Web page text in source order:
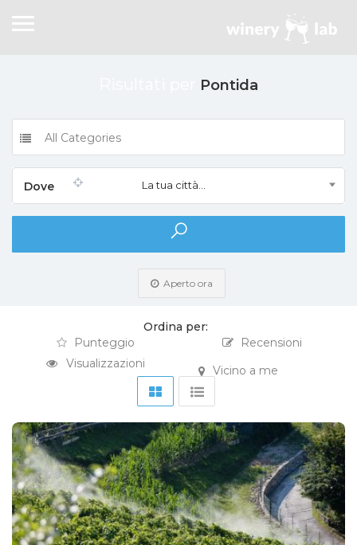
Pontida
All Categories
Dove La tua città...
Aperto ora
Ordina per:
Punteggio
Recensioni
Visualizzazioni
Vicino a me